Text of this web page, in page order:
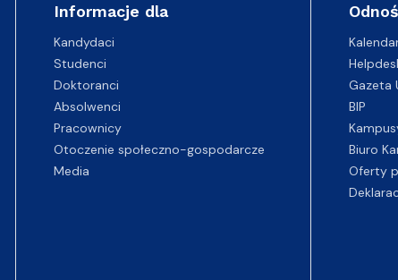
Informacje dla
Kandydaci
Studenci
Doktoranci
Absolwenci
Pracownicy
Otoczenie społeczno-gospodarcze
Media
Gazeta
BIP
Biuro
Oferty